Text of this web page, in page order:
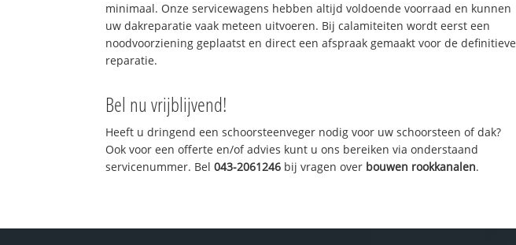
minimaal. Onze servicewagens hebben altijd voldoende voorraad en kunnen
uw dakreparatie vaak meteen uitvoeren. Bij calamiteiten wordt eerst een
noodvoorziening geplaatst en direct een afspraak gemaakt voor de definitieve
reparatie.
Bel nu vrijblijvend!
Heeft u dringend een schoorsteenveger nodig voor uw schoorsteen of dak?
Ook voor een offerte en/of advies kunt u ons bereiken via onderstaand
servicenummer. Bel043-2061246 bij vragen over bouwen rookkanalen.